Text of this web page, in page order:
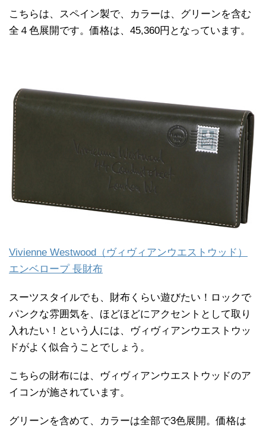
こちらは、スペイン製で、カラーは、グリーンを含む
全４色展開です。価格は、45,360円となっています。
Vivienne Westwood（ヴィヴィアンウエストウッド）
エンベロープ 長財布
スーツスタイルでも、財布くらい遊びたい！ロックで
パンクな雰囲気を、ほどほどにアクセントとして取り
入れたい！という人には、ヴィヴィアンウエストウッ
ドがよく似合うことでしょう。
こちらの財布には、ヴィヴィアンウエストウッドのア
イコンが施されています。
グリーンを含めて、カラーは全部で3色展開。価格は